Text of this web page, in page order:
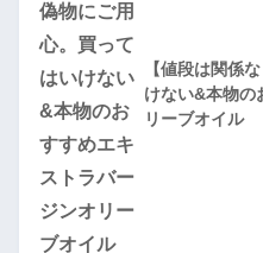
【値段は関係
けない&本物の
リーブオイル